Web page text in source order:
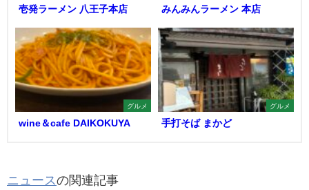
壱発ラーメン 八王子本店 みんみんラーメン 本店
グルメ
wine＆cafe DAIKOKUYA
グルメ
手打そば まかど
ニュース の関連記事